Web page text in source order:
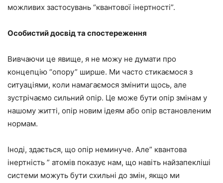
можливих застосувань “квантової інертності”.
Особистий досвід та спостереження
Вивчаючи це явище, я не можу не думати про
концепцію “опору” ширше. Ми часто стикаємося з
ситуаціями, коли намагаємося змінити щось, але
зустрічаємо сильний опір. Це може бути опір змінам у
нашому житті, опір новим ідеям або опір встановленим
нормам.
Іноді, здається, що опір неминуче. Але” квантова
інертність ” атомів показує нам, що навіть найзапекліші
системи можуть бути схильні до змін, якщо ми